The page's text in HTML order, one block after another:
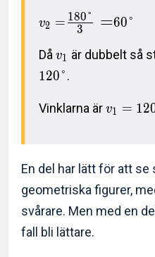
v2 = 3
180° =60°
Då v1 är dubbelt så
120°.
Vinklarna är v1 = 12
En del har lätt för att se
geometriska figurer,
svårare. Men med en
fall bli lättare.